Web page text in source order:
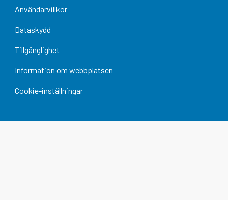
Användarvillkor
Dataskydd
Tillgänglighet
Information om webbplatsen
Cookie-inställningar